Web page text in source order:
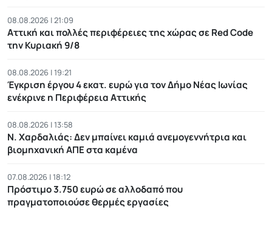
08.08.2026 | 21:09
Αττική και πολλές περιφέρειες της χώρας σε Red Code
την Κυριακή 9/8
08.08.2026 | 19:21
Έγκριση έργου 4 εκατ. ευρώ για τον Δήμο Νέας Ιωνίας
ενέκρινε η Περιφέρεια Αττικής
08.08.2026 | 13:58
Ν. Χαρδαλιάς: Δεν μπαίνει καμιά ανεμογεννήτρια και
βιομηχανική ΑΠΕ στα καμένα
07.08.2026 | 18:12
Πρόστιμο 3.750 ευρώ σε αλλοδαπό που
πραγματοποιούσε θερμές εργασίες